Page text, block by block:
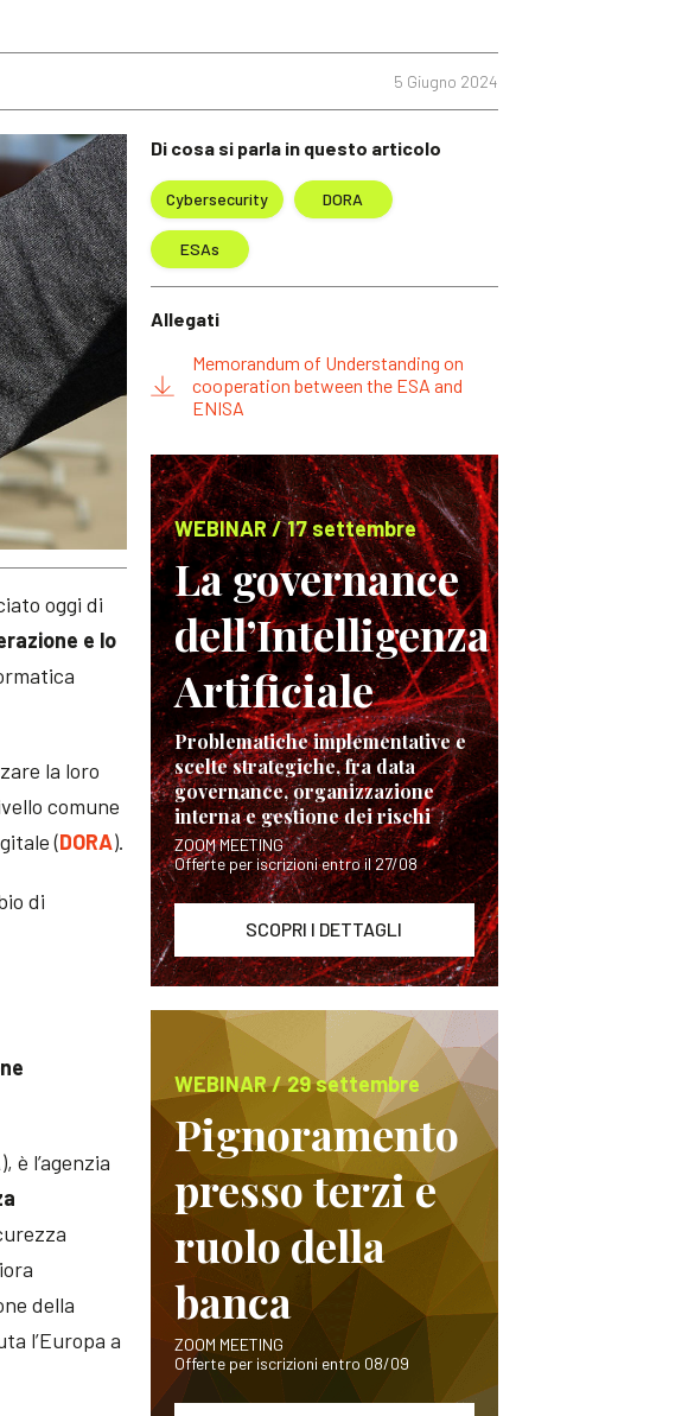
5 Giugno 2024
oggi di
e lo
la loro
comune
(DORA).
di
è l’agenzia
della
l’Europa a
Di cosa si parla in questo articolo
Cybersecurity DORA
ESAs
Allegati
Memorandum of Understanding on
cooperation between the ESA and
ENISA
WEBINAR / 17 settembre
La governance
dell’Intelligenza
Artificiale
Problematiche implementative e
scelte strategiche, fra data
governance, organizzazione
interna e gestione dei rischi
ZOOM MEETING
Offerte per iscrizioni entro il 27/08
SCOPRI I DETTAGLI
WEBINAR / 29 settembre
Pignoramento
presso terzi e
ruolo della
banca
ZOOM MEETING
Offerte per iscrizioni entro 08/09